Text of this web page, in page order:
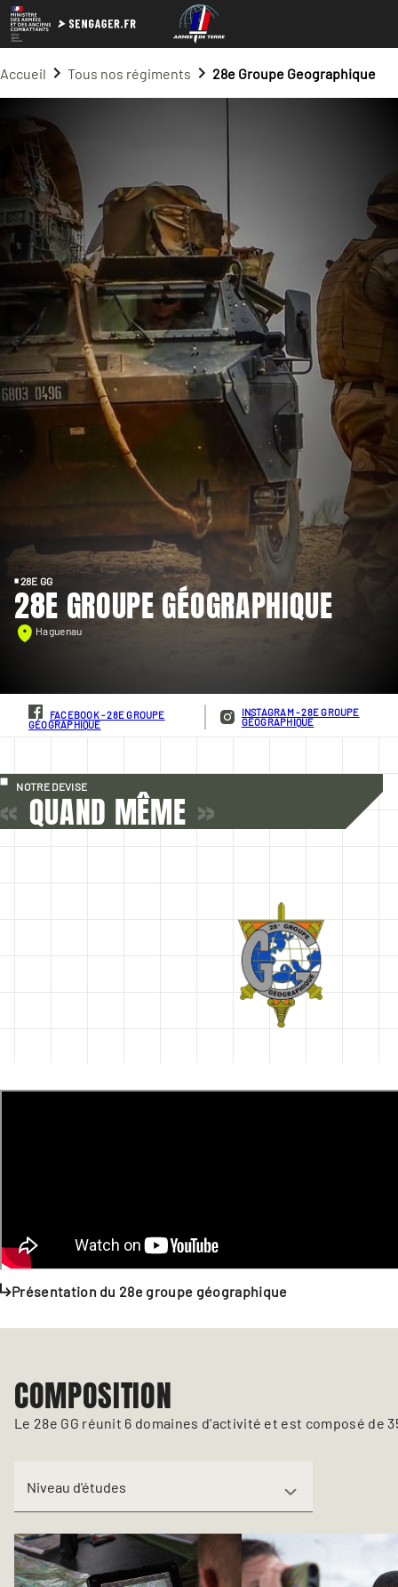
Accueil Tous nos régiments 28e Groupe Geographique
28E GG
28E GROUPE GÉOGRAPHIQUE
Haguenau
FACEBOOK - 28E GROUPE
GÉOGRAPHIQUE
INSTAGRAM - 28E GROUPE
GÉOGRAPHIQUE
NOTRE DEVISE
« QUAND MÊME »
Présentation du 28e groupe géographique
COMPOSITION
Le 28e GG réunit 6 domaines d'activité et est composé de
Niveau d'études